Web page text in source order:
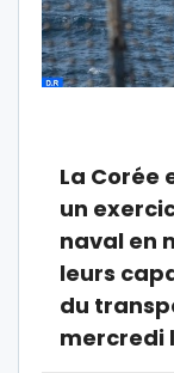
La Corée
un
naval en
leurs
du
mercredi